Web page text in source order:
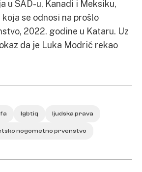
u SAD-u, Kanadi i Meksiku,
se odnosi na prošlo
2022. godine u Kataru. Uz
da je Luka Modrić rekao
lgbtiq ljudska prava
nogometno prvenstvo